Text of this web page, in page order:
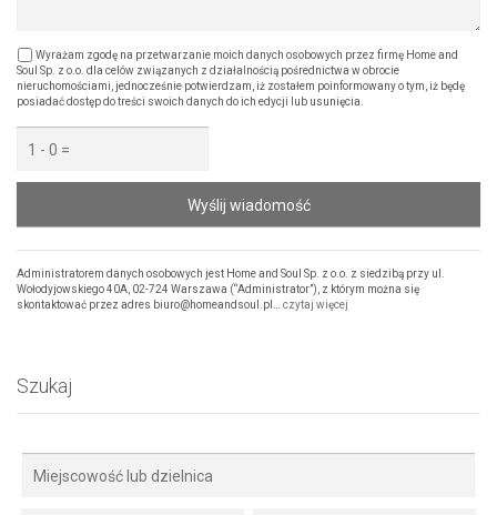
Wyrażam zgodę na przetwarzanie moich danych osobowych przez firmę Home and
Soul Sp. z o.o. dla celów związanych z działalnością pośrednictwa w obrocie
nieruchomościami, jednocześnie potwierdzam, iż zostałem poinformowany o tym, iż będę
posiadać dostęp do treści swoich danych do ich edycji lub usunięcia.
Wyślij wiadomość
Administratorem danych osobowych jest Home and Soul Sp. z o.o. z siedzibą przy ul.
Wołodyjowskiego 40A, 02-724 Warszawa (“Administrator”), z którym można się
skontaktować przez adres biuro@homeandsoul.pl… czytaj więcej
Szukaj